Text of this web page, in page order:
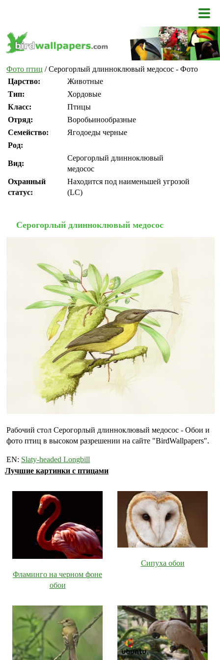
Фото птиц / Серогорлый длинноклювый медосос - Фото
Царство:
Животные
Тип:
Хордовые
Класс:
Птицы
Отряд:
Воробьинообразные
Семейство:
Ягодоеды черные
Род:
Вид:
Серогорлый длинноклювый
медосос
Охранный
статус:
Находится под наименьшей угрозой
(LC)
Серогорлый длинноклювый медосос
Рабочий стол Серогорлый длинноклювый медосос - Обои и
фото птиц в высоком разрешении на сайте "BirdWallpapers".
EN: Slaty-headed Longbill
Лучшие картинки с птицами
Фламинго на черном фоне
обои
Сипуха обои